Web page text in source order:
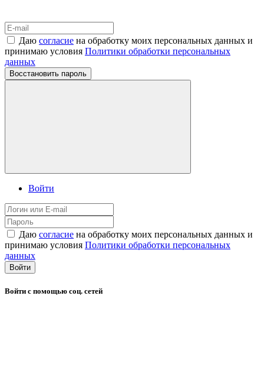
Даю согласие на обработку моих персональных данных и
принимаю условия Политики обработки персональных
данных
Восстановить пароль
Войти
Даю согласие на обработку моих персональных данных и
принимаю условия Политики обработки персональных
данных
Войти
Войти с помощью соц. сетей